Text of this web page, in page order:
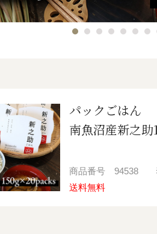
パックごはん
南魚沼産新之
商品番号 94538
送料無料